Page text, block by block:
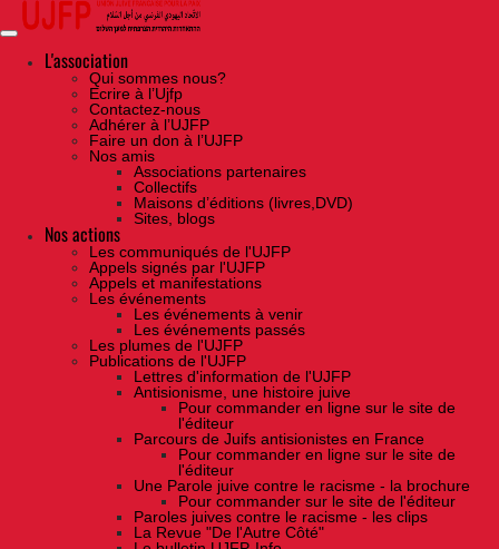
Skip
the
contentL'association
Qui sommes nous?
Ecrire à l’Ujfp
Contactez-nous
Adhérer à l’UJFP
Faire un don à l’UJFP
Nos amis
Associations partenaires
Collectifs
Maisons d’éditions (livres,DVD)
Sites, blogs
Nos actions
Les communiqués de l'UJFP
Appels signés par l'UJFP
Appels et manifestations
Les événements
Les événements à venir
Les événements passés
Les plumes de l'UJFP
Publications de l'UJFP
Lettres d'information de l'UJFP
Antisionisme, une histoire juive
Pour commander en ligne sur le site de
l'éditeur
Parcours de Juifs antisionistes en France
Pour commander en ligne sur le site de
l'éditeur
Une Parole juive contre le racisme - la brochure
Pour commander sur le site de l'éditeur
Paroles juives contre le racisme - les clips
La Revue "De l'Autre Côté"